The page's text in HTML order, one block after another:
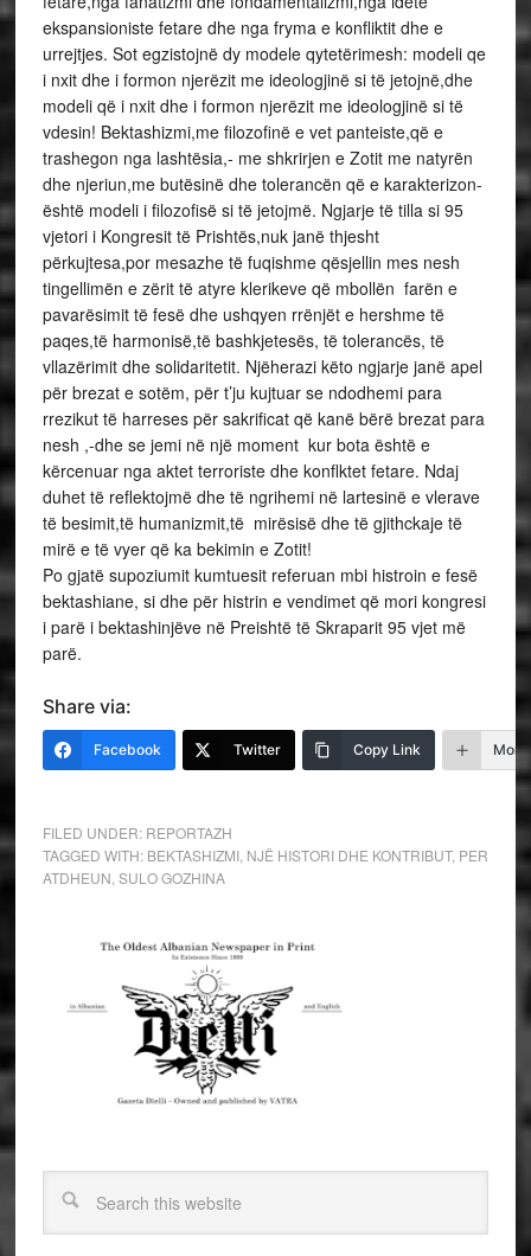
ekspansioniste fetare dhe nga fryma e konfliktit dhe e
urrejtjes. Sot egzistojnë dy modele qytetërimesh: modeli qe
i nxit dhe i formon njerëzit me ideologjinë si të jetojnë,dhe
modeli që i nxit dhe i formon njerëzit me ideologjinë si të
vdesin! Bektashizmi,me filozofinë e vet panteiste,që e
trashegon nga lashtësia,- me shkrirjen e Zotit me natyrën
dhe njeriun,me butësinë dhe tolerancën që e karakterizon-
është modeli i filozofisë si të jetojmë. Ngjarje të tilla si 95
vjetori i Kongresit të Prishtës,nuk janë thjesht
përkujtesa,por mesazhe të fuqishme qësjellin mes nesh
tingellimën e zërit të atyre klerikeve që mbollën farën e
pavarësimit të fesë dhe ushqyen rrënjët e hershme të
paqes,të harmonisë,të bashkjetesës, të tolerancës, të
vllazërimit dhe solidaritetit. Njëherazi këto ngjarje janë apel
për brezat e sotëm, për t’ju kujtuar se ndodhemi para
rrezikut të harreses për sakrificat që kanë bërë brezat para
nesh ,-dhe se jemi në një moment kur bota është e
kërcenuar nga aktet terroriste dhe konflktet fetare. Ndaj
duhet të reflektojmë dhe të ngrihemi në lartesinë e vlerave
të besimit,të humanizmit,të mirësisë dhe të gjithckaje të
mirë e të vyer që ka bekimin e Zotit!
Po gjatë supoziumit kumtuesit referuan mbi histroin e fesë
bektashiane, si dhe për histrin e vendimet që mori kongresi
i parë i bektashinjëve në Preishtë të Skraparit 95 vjet më
parë.
Share via:
Facebook Twitter Copy Link More
FILED UNDER: REPORTAZH
TAGGED WITH: BEKTASHIZMI, NJË HISTORI DHE KONTRIBUT, PER
ATDHEUN SULO GOZHINA